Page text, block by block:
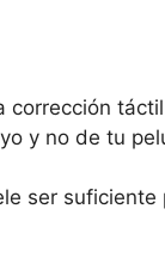
y no de tu
ser